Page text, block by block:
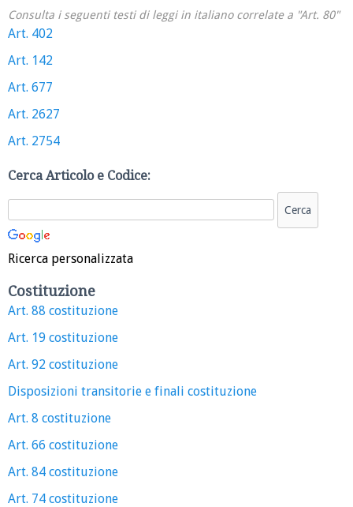
Consulta i seguenti testi di leggi in italiano correlate a "Art. 80"
Art. 402
Art. 142
Art. 677
Art. 2627
Art. 2754
Cerca Articolo e Codice:
Ricerca personalizzata
Costituzione
Art. 88 costituzione
Art. 19 costituzione
Art. 92 costituzione
Disposizioni transitorie e finali costituzione
Art. 8 costituzione
Art. 66 costituzione
Art. 84 costituzione
Art. 74 costituzione